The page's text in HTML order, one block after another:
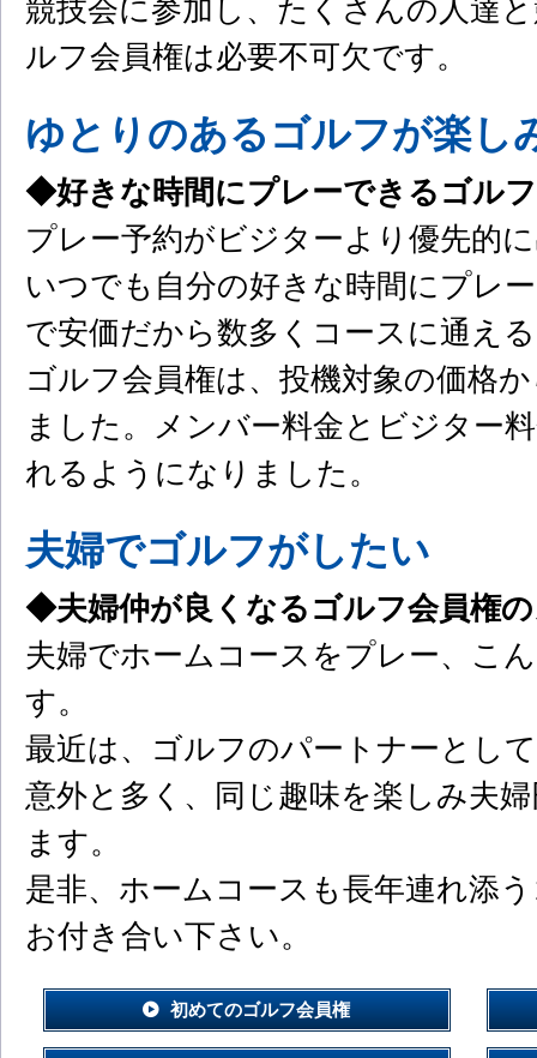
競技会に参加し、たくさんの人達
ルフ会員権は必要不可欠です。
ゆとりのあるゴルフが楽し
◆好きな時間にプレーできるゴル
プレー予約がビジターより優先的
いつでも自分の好きな時間にプレ
で安価だから数多くコースに通え
ゴルフ会員権は、投機対象の価格
ました。メンバー料金とビジター
れるようになりました。
夫婦でゴルフがしたい
◆夫婦仲が良くなるゴルフ会員権
夫婦でホームコースをプレー、こ
す。
最近は、ゴルフのパートナーとし
意外と多く、同じ趣味を楽しみ夫
ます。
是非、ホームコースも長年連れ添
お付き合い下さい。
初めてのゴルフ会員権